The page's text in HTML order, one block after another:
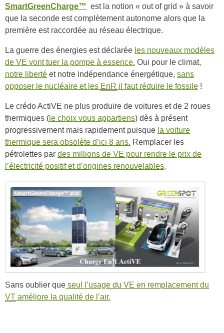
SmartGreenCharge™ est la notion « out of grid » à savoir
que la seconde est complètement autonome alors que la
première est raccordée au réseau électrique.
La guerre des énergies est déclarée les nouveaux modèles
de VE vont tuer la pompe à essence. Oui pour le climat,
notre liberté et notre indépendance énergétique, sans
opposer le nucléaire et les EnR il faut réduire le fossile !
Le crédo ActiVE ne plus produire de voitures et de 2 roues
thermiques (le choix vous appartiens) dès à présent
progressivement mais rapidement puisque la voiture
thermique sera obsolète d’ici 8 ans. Remplacer les
pétrolettes par des millions de VE pour rendre le prix de
l’électricité positif et d’origines renouvelables.
Sans oublier que seul l’usage du VE en remplacement du
VT améliore la qualité de l’air.